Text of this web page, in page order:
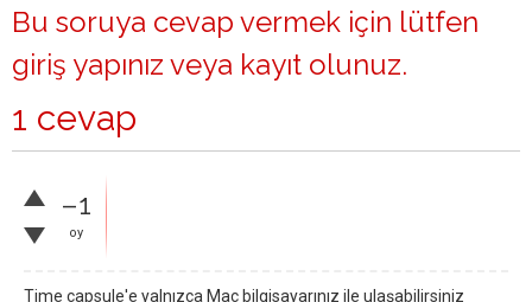
Bu soruya cevap vermek için lütfen
giriş yapınız veya kayıt olunuz.
1 cevap
–1
oy
Time capsule'e yalnızca Mac bilgisayarınız ile ulaşabilirsiniz